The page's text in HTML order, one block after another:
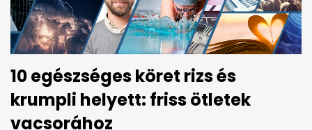
10 egészséges köret rizs és
krumpli helyett: friss ötletek
vacsorához